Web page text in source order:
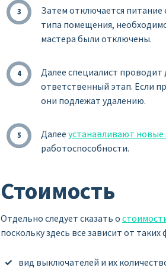
Затем отключается
типа помещения,
мастера были отключены.
Далее специалист
ответственный этап. Если
они подлежат удалению.
Далее устанавливают
работоспособности.
Стоимость
Отдельно следует сказать о
поскольку здесь все зависит от таких
вид выключателей и их